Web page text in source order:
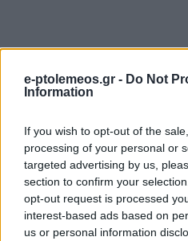
e-ptolemeos.gr - Do Not
Information
If you wish to opt-out of the
processing of your personal or
targeted advertising by us,
section to confirm your
opt-out request is processed
interest-based ads based on
us or personal information